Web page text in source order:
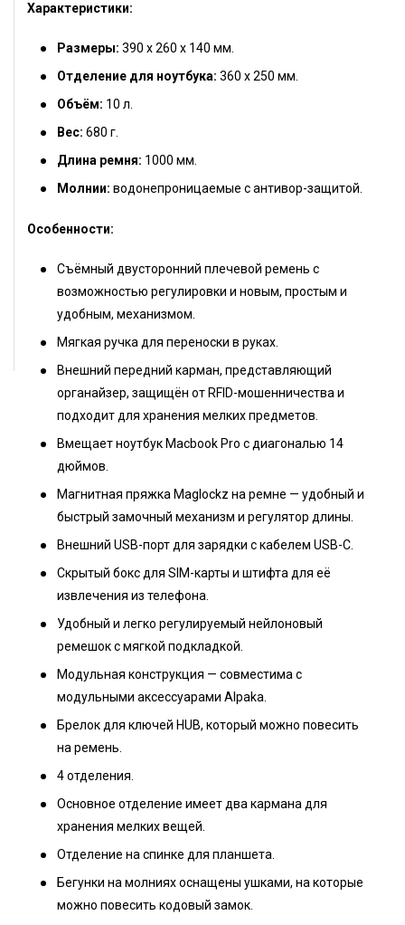
Характеристики:
Размеры: 390 х 260 х 140 мм.
Отделение для ноутбука: 360 х 250 мм.
Объём: 10 л.
Вес: 680 г.
Длина ремня: 1000 мм.
Молнии: водонепроницаемые с антивор-защитой.
Особенности:
Съёмный двусторонний плечевой ремень с
возможностью регулировки и новым, простым и
удобным, механизмом.
Мягкая ручка для переноски в руках.
Внешний передний карман, представляющий
органайзер, защищён от RFID-мошенничества и
подходит для хранения мелких предметов.
Вмещает ноутбук Macbook Pro с диагональю 14
дюймов.
Магнитная пряжка Maglockz на ремне — удобный и
быстрый замочный механизм и регулятор длины.
Внешний USB-порт для зарядки с кабелем USB-C.
Скрытый бокс для SIM-карты и штифта для её
извлечения из телефона.
Удобный и легко регулируемый нейлоновый
ремешок с мягкой подкладкой.
Модульная конструкция — совместима с
модульными аксессуарами Alpaka.
Брелок для ключей HUB, который можно повесить
на ремень.
4 отделения.
Основное отделение имеет два кармана для
хранения мелких вещей.
Отделение на спинке для планшета.
Бегунки на молниях оснащены ушками, на которые
можно повесить кодовый замок.